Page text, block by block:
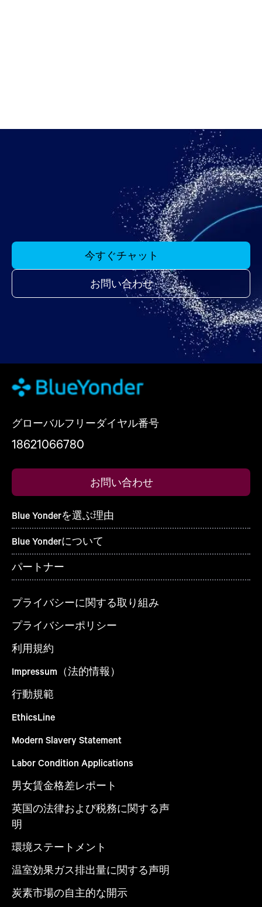
今すぐチャット
お問い合わせ
グローバルフリーダイヤル番号
18621066780
お問い合わせ
Blue Yonderを選ぶ理由
Blue Yonderについて
パートナー
プライバシーに関する取り組み
プライバシーポリシー
利用規約
Impressum（法的情報）
行動規範
EthicsLine
Modern Slavery Statement
Labor Condition Applications
男女賃金格差レポート
英国の法律および税務に関する声
明
環境ステートメント
温室効果ガス排出量に関する声明
炭素市場の自主的な開示